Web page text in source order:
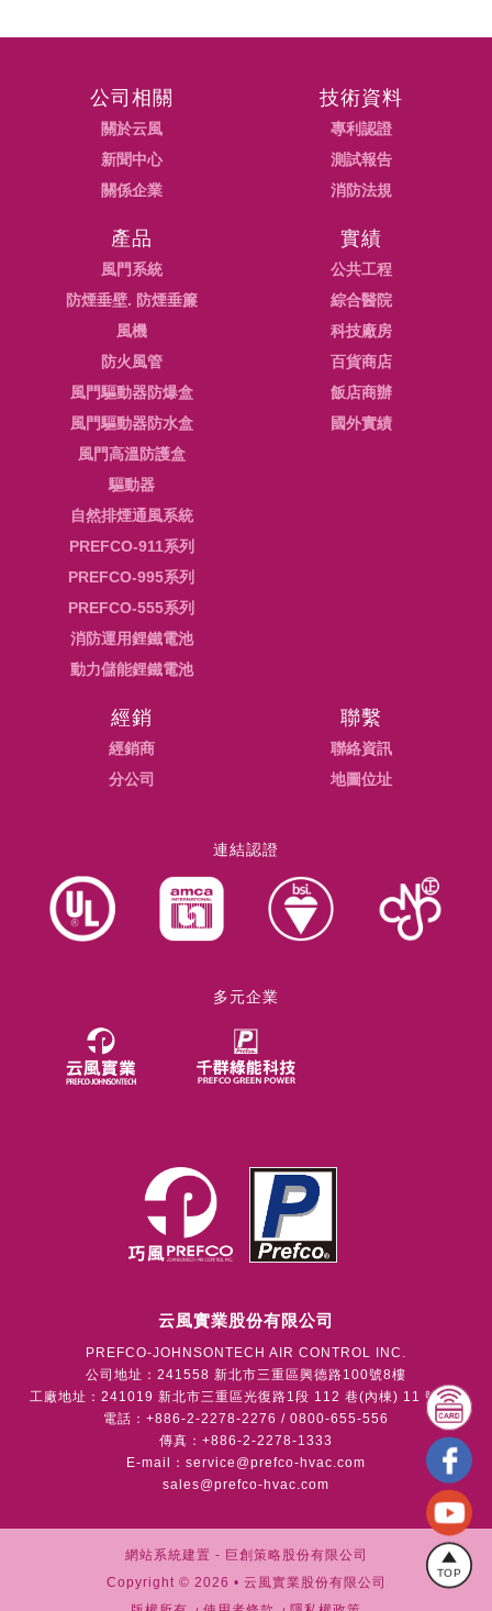
TOP
公司相關
關於云風
新聞中心
關係企業
技術資料
專利認證
測試報告
消防法規
產品
風門系統
防煙垂壁. 防煙垂簾
風機
防火風管
風門驅動器防爆盒
風門驅動器防水盒
風門高溫防護盒
驅動器
自然排煙通風系統
PREFCO-911系列
PREFCO-995系列
PREFCO-555系列
消防運用鋰鐵電池
動力儲能鋰鐵電池
實績
公共工程
綜合醫院
科技廠房
百貨商店
飯店商辦
國外實績
經銷
經銷商
分公司
聯繫
聯絡資訊
地圖位址
連結認證
多元企業
云風實業股份有限公司
PREFCO-JOHNSONTECH AIR CONTROL INC.
公司地址：241558 新北市三重區興德路100號8樓
工廠地址：241019 新北市三重區光復路1段 112 巷(內棟) 11 號1樓
電話：+886-2-2278-2276 / 0800-655-556
傳真：+886-2-2278-1333
E-mail： service@prefco-hvac.com
sales@prefco-hvac.com
網站系統建置 - 巨創策略股份有限公司
Copyright © 2026 • 云風實業股份有限公司